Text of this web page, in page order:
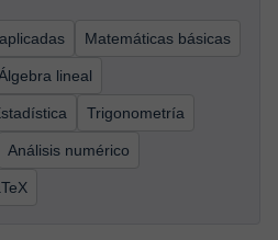
Matemáticas básicas
lineal
Trigonometría
Análisis numérico